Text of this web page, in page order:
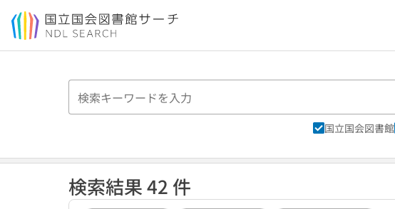
本文へ移動
国立国会図書館
検索結果 42 件